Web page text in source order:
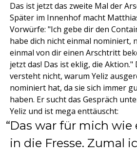
Das ist jetzt das zweite Mal der
Später im Innenhof macht
Vorwürfe: "Ich gebe dir den
habe dich nicht einmal nominiert,
einmal von dir einen Arschtritt
jetzt das! Das ist eklig, die Aktion."
versteht nicht, warum Yeliz
nominiert hat, da sie sich immer
haben. Er sucht das Gespräch
Yeliz und ist mega enttäuscht:
Das war für mich wie
in die Fresse. Zumal